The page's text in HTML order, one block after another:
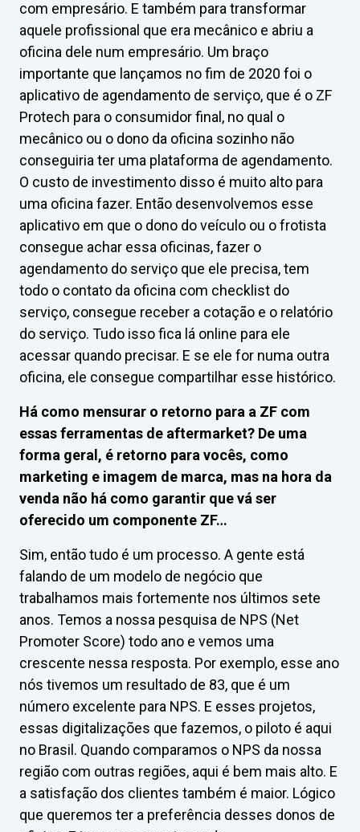
com empresário. E também para transformar
aquele profissional que era mecânico e abriu a
oficina dele num empresário. Um braço
importante que lançamos no fim de 2020 foi o
aplicativo de agendamento de serviço, que é o ZF
Protech para o consumidor final, no qual o
mecânico ou o dono da oficina sozinho não
conseguiria ter uma plataforma de agendamento.
O custo de investimento disso é muito alto para
uma oficina fazer. Então desenvolvemos esse
aplicativo em que o dono do veículo ou o frotista
consegue achar essa oficinas, fazer o
agendamento do serviço que ele precisa, tem
todo o contato da oficina com checklist do
serviço, consegue receber a cotação e o relatório
do serviço. Tudo isso fica lá online para ele
acessar quando precisar. E se ele for numa outra
oficina, ele consegue compartilhar esse histórico.
Há como mensurar o retorno para a ZF com
essas ferramentas de aftermarket? De uma
forma geral, é retorno para vocês, como
marketing e imagem de marca, mas na hora da
venda não há como garantir que vá ser
oferecido um componente ZF…
Sim, então tudo é um processo. A gente está
falando de um modelo de negócio que
trabalhamos mais fortemente nos últimos sete
anos. Temos a nossa pesquisa de NPS (Net
Promoter Score) todo ano e vemos uma
crescente nessa resposta. Por exemplo, esse ano
nós tivemos um resultado de 83, que é um
número excelente para NPS. E esses projetos,
essas digitalizações que fazemos, o piloto é aqui
no Brasil. Quando comparamos o NPS da nossa
região com outras regiões, aqui é bem mais alto. E
a satisfação dos clientes também é maior. Lógico
que queremos ter a preferência desses donos de